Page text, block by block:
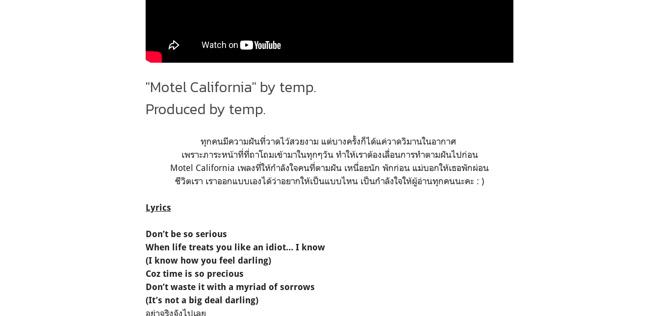
"Motel California" by temp.
Produced by temp.
ทุกคนมีความฝันที่วาดไว้สวยงาม แต่บางครั้งก็ได้แค่วาดวิมานในอากาศ
เพราะภาระหน้าที่ที่ถาโถมเข้ามาในทุกๆวัน ทำให้เราต้องเลื่อนการทำตามฝันไปก่อน
Motel California เพลงที่ให้กำลังใจคนที่ตามฝัน เหนื่อยนัก พักก่อน แม่บอกให้เธอพักผ่อน
ชีวิตเรา เราออกแบบเองได้ว่าอยากให้เป็นแบบไหน เป็นกำลังใจให้ผู้อ่านทุกคนนะคะ : )
Lyrics
Don’t be so serious
When life treats you like an idiot… I know
(I know how you feel darling)
Coz time is so precious
Don’t waste it with a myriad of sorrows
(It’s not a big deal darling)
อย่าจริงจังไปเลย